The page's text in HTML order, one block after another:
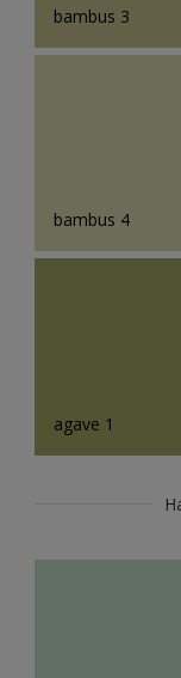
bambus 3
bambus 4
agave 1